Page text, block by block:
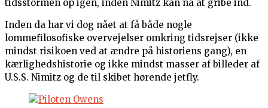
tidsstormen op igen, inden Nimitz kan nå at gribe ind.
Inden da har vi dog nået at få både nogle
lommefilosofiske overvejelser omkring tidsrejser (ikke
mindst risikoen ved at ændre på historiens gang), en
kærlighedshistorie og ikke mindst masser af billeder af
U.S.S. Nimitz og de til skibet hørende jetfly.